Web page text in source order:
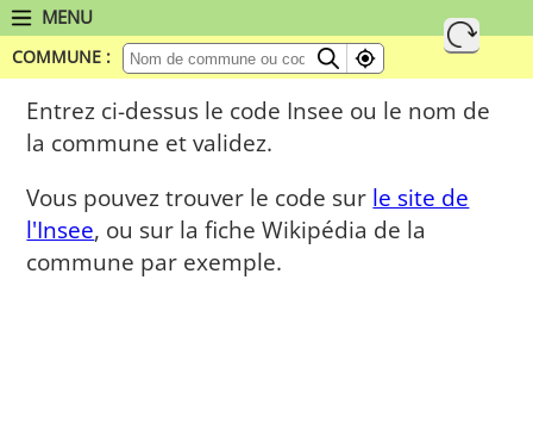
MENU
COMMUNE :
Entrez ci-dessus le code Insee ou le nom de
la commune et validez.
Vous pouvez trouver le code sur le site de
l'Insee, ou sur la fiche Wikipédia de la
commune par exemple.